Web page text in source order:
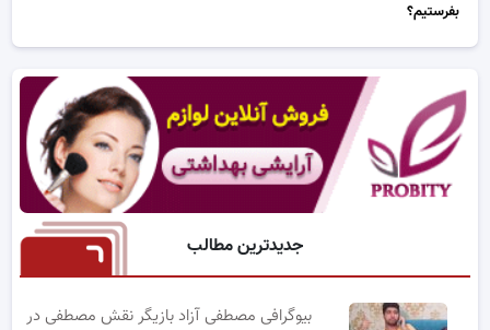
بفرستیم؟
جدیدترین مطالب
بیوگرافی مصطفی آزاد بازیگر نقش مصطفی در